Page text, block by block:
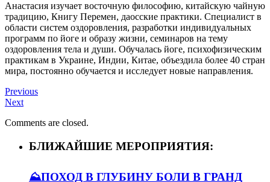
Анастасия изучает восточную философию, китайскую чайную
традицию, Книгу Перемен, даосские практики. Специалист в
области систем оздоровления, разработки индивидуальных
программ по йоге и образу жизни, семинаров на тему
оздоровления тела и души. Обучалась йоге, психофизическим
практикам в Украине, Индии, Китае, объездила более 40 стран
мира, постоянно обучается и исследует новые направления.
Previous
Next
Comments are closed.
БЛИЖАЙШИЕ МЕРОПРИЯТИЯ:
⛰️ПОХОД В ГЛУБИНУ БОЛИ В ГРАНД